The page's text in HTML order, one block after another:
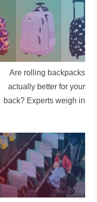
Are rolling backpacks
actually better for your
back? Experts weigh in